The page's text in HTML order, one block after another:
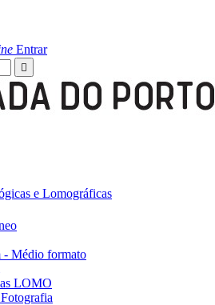
Entrar

e Lomográficas
- Médio formato
LOMO